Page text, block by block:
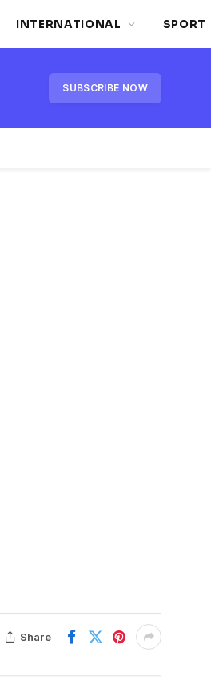
INTERNATIONAL SPORT
SUBSCRIBE NOW
Share